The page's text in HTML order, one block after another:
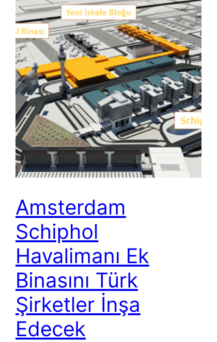
Amsterdam
Schiphol
Havalimanı Ek
Binasını Türk
Şirketler İnşa
Edecek